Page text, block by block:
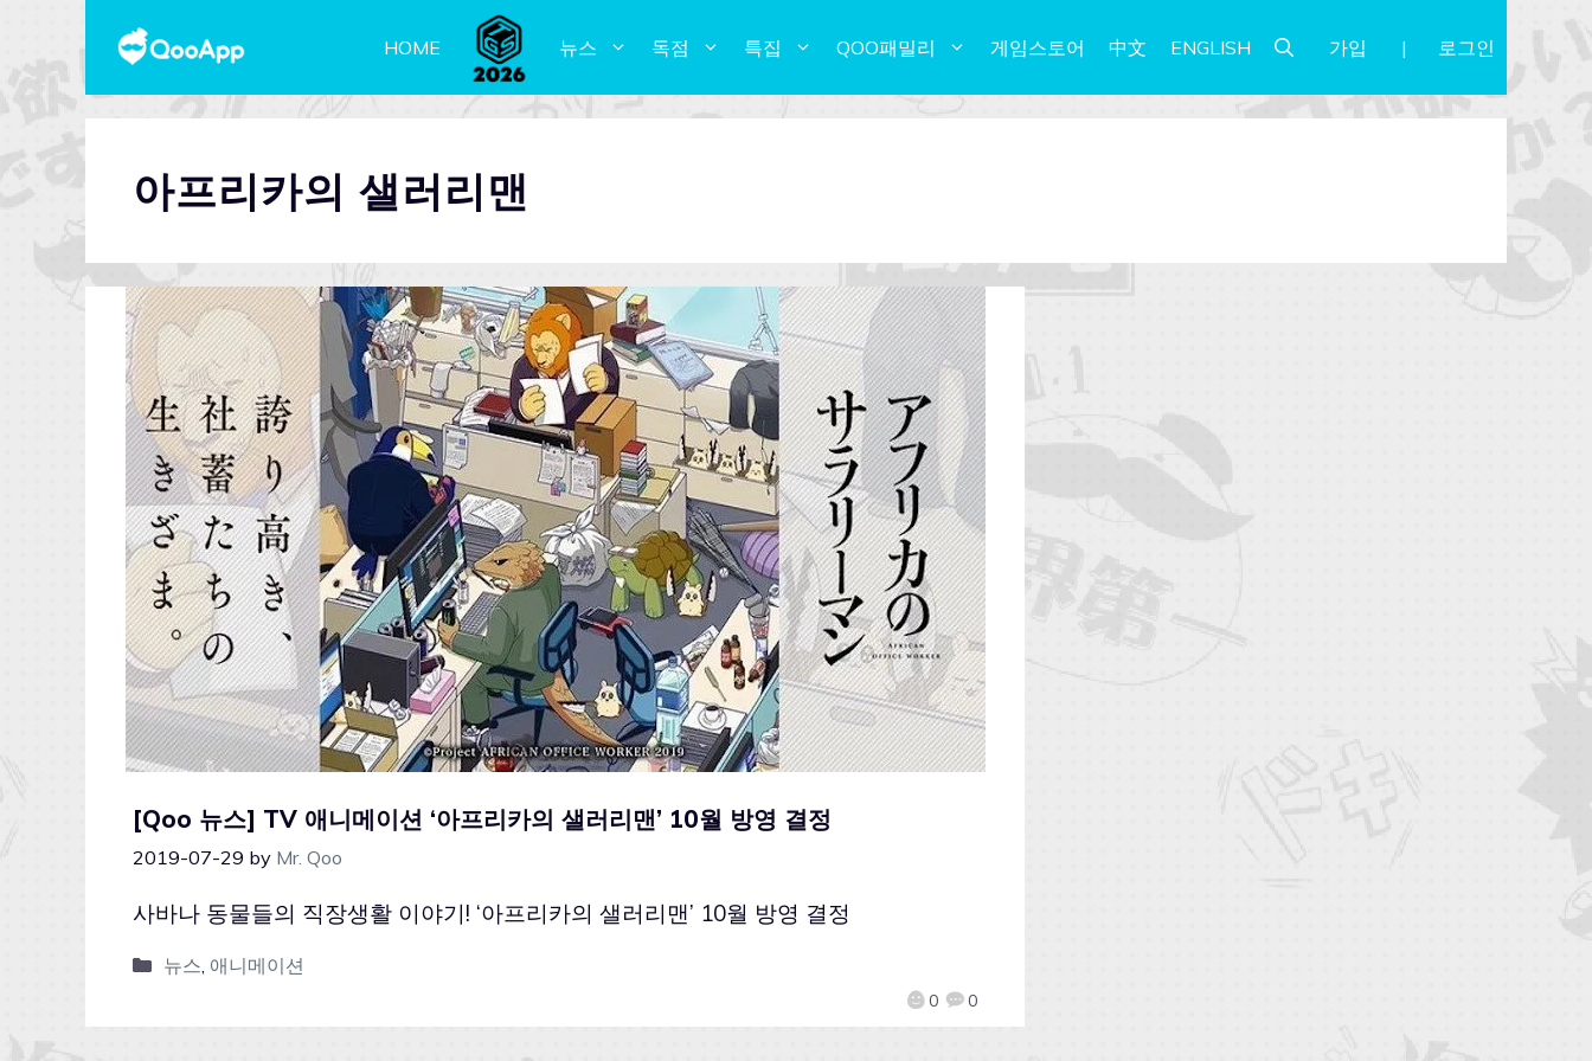
HOME 뉴스 독점 특집 QOO패밀리 게임스토어 中文 ENGLISH 가입 로그인
아프리카의 샐러리맨
[Qoo 뉴스] TV 애니메이션 ‘아프리카의 샐러리맨’ 10월 방영 결정
2019-07-29 by Mr. Qoo
0 0
사바나 동물들의 직장생활 이야기! ‘아프리카의 샐러리맨’ 10월 방영 결정
뉴스, 애니메이션